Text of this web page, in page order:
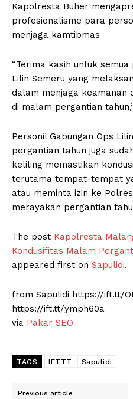
Kapolresta Buher
profesionalisme para
menjaga kamtibmas
“Terima kasih untuk
Lilin Semeru yang
dalam menjaga
di malam pergantian
Personil Gabungan Ops
pergantian tahun juga
keliling memastikan
terutama tempat-tempat
atau meminta izin ke
merayakan pergantian
The post Kapolresta
Kondusifitas Malam
appeared first on Sapulidi.
from Sapulidi https://ift.tt/
https://ift.tt/ymph60a
via Pakar SEO
TAGS IFTTT Sapulidi
Previous article